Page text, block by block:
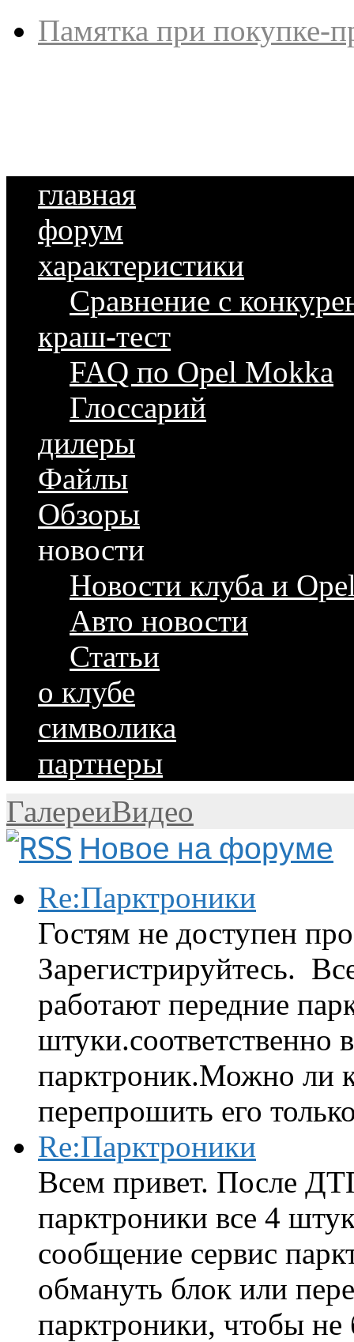
Памятка при покупке-
главная
форум
характеристики
Сравнение с
краш-тест
FAQ по Opel Mokka
Глоссарий
дилеры
Файлы
Обзоры
новости
Новости клуба и
Авто новости
Статьи
о клубе
символика
партнеры
ГалереиВидео
Новое на форуме
Re:Парктроники
Гостям не доступен
Зарегистрируйтесь.
работают передние
штуки.соответственно
парктроник.Можно ли
перепрошить его
Re:Парктроники
Всем привет. После
парктроники все 4
сообщение сервис
обмануть блок или
парктроники, чтобы